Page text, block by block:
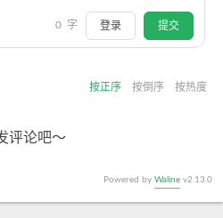
0 字 登录 提交
按正序 按倒序 按热度
评论吧～
Powered by Waline v2.13.0